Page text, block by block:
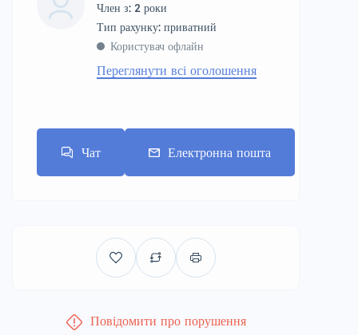
Член з: 2 роки
тип рахунку: приватний
Користувач офлайн
Переглянути всі оголошення
Чат Електронна пошта
Повідомити про порушення